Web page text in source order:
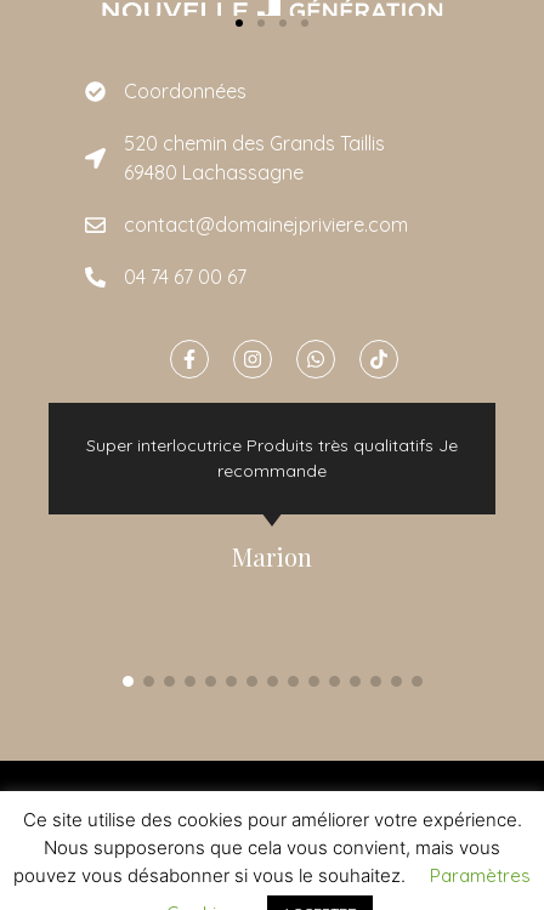
Coordonnées
520 chemin des Grands Taillis
69480 Lachassagne
contact@domainejpriviere.com
04 74 67 00 67
Super interlocutrice Produits très qualitatifs Je
recommande
Marion
CGV-MENTIONS LÉGALES
L'ABUS D'ALCOOL EST DANGEREUX A LA SANTE - A CONSOMMER AVEC
MODERATION
Ce site utilise des cookies pour améliorer votre expérience.
Nous supposerons que cela vous convient, mais vous
pouvez vous désabonner si vous le souhaitez.
Paramètres